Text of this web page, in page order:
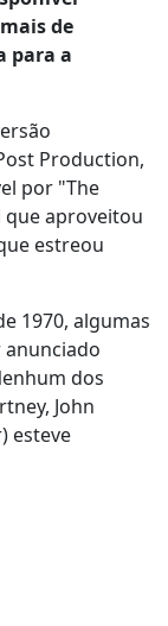
de
para a
Production,
por "The
que aproveitou
estreou
1970, algumas
anunciado
dos
John
esteve